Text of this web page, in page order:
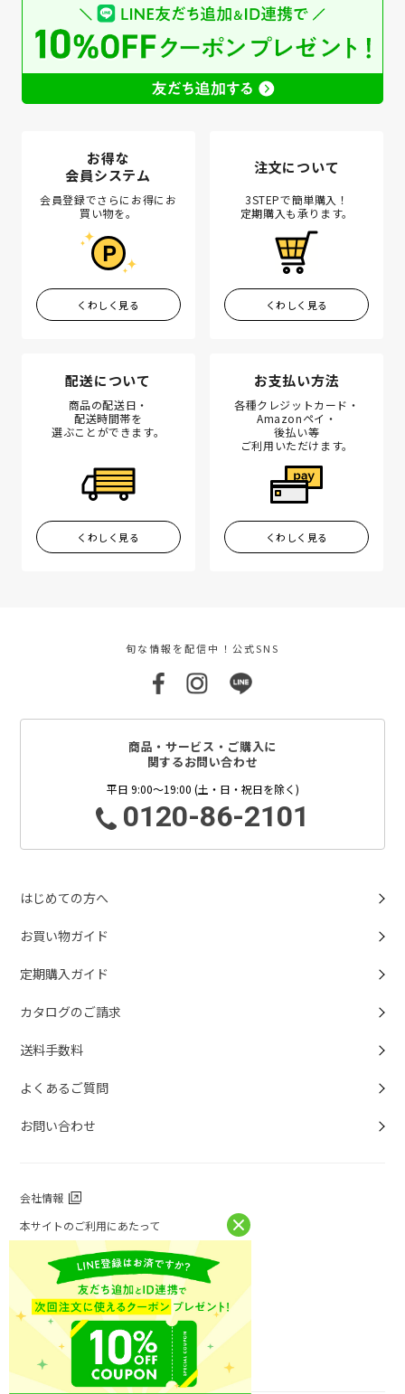
お得な
会員システム
会員登録でさらにお得にお
買い物を。
くわしく見る
注文について
3STEPで簡単購入！
定期購入も承ります。
くわしく見る
配送について
商品の配送日・
配送時間帯を
選ぶことができます。
くわしく見る
お支払い方法
各種クレジットカード・
Amazonペイ・
後払い等
ご利用いただけます。
くわしく見る
旬な情報を配信中！公式SNS
商品・サービス・ご購入に
関するお問い合わせ
平日 9:00～19:00 (土・日・祝日を除く)
0120-86-2101
はじめての方へ
お買い物ガイド
定期購入ガイド
カタログのご請求
送料手数料
よくあるご質問
お問い合わせ
会社情報
本サイトのご利用にあたって
個人情報保護方針
個人情報取扱について
特定商取引法に基づく表記
お問い合わせ
ニチレイフーズ公式ホームページ